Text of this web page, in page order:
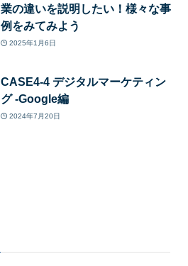
業の違いを説明したい！様々な事
例をみてみよう
2025年1月6日
CASE4-4 デジタルマーケティン
グ -Google編
2024年7月20日